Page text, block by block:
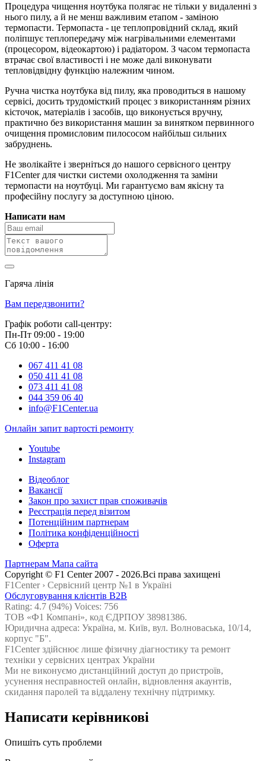
Процедура чищення ноутбука полягає не тільки у видаленні з
нього пилу, а й не менш важливим етапом - заміною
термопасти. Термопаста - це теплопровідний склад, який
поліпшує теплопередачу між нагрівальними елементами
(процесором, відеокартою) і радіатором. З часом термопаста
втрачає свої властивості і не може далі виконувати
тепловідвідну функцію належним чином.
Ручна чистка ноутбука від пилу, яка проводиться в нашому
сервісі, досить трудомісткий процес з використанням різних
кісточок, матеріалів і засобів, що виконується вручну,
практично без використання машин за винятком первинного
очищення промисловим пилососом найбільш сильних
забруднень.
Не зволікайте і зверніться до нашого сервісного центру
F1Center для чистки системи охолодження та заміни
термопасти на ноутбуці. Ми гарантуємо вам якісну та
професійну послугу за доступною ціною.
Написати нам
Гаряча лінія
Вам передзвонити?
Графік роботи call-центру:
Пн-Пт 09:00 - 19:00
Сб 10:00 - 16:00
067 411 41 08
050 411 41 08
073 411 41 08
044 359 06 40
info@F1Center.ua
Онлайн запит вартостi ремонту
Youtube
Instagram
Відеоблог
Вакансії
Закон про захист прав споживачів
Реєстрація перед візитом
Потенційним партнерам
Політика конфіденційності
Оферта
Партнерам Мапа сайта
Сopyright © F1 Center 2007 - 2026.Всі права захищені
F1Center › Cервісний центр №1 в Україні
Обслуговування клієнтів B2B
Rating: 4.7 (94%) Voices: 756
ТОВ «Ф1 Компані», код ЄДРПОУ 38981386.
Юридична адреса: Україна, м. Київ, вул. Волноваська, 10/14,
корпус "Б".
F1Center здійснює лише фізичну діагностику та ремонт
техніки у сервісних центрах України
Ми не виконуємо дистанційний доступ до пристроїв,
усунення несправностей онлайн, відновлення акаунтів,
скидання паролей та віддалену технічну підтримку.
Написати керівникові
Опишіть суть проблеми